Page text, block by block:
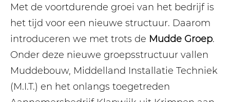
Met de voortdurende groei van het bedrijf is
het tijd voor een nieuwe structuur. Daarom
introduceren we met trots de Mudde Groep.
Onder deze nieuwe groepsstructuur vallen
Muddebouw, Middelland Installatie Techniek
(M.I.T.) en het onlangs toegetreden